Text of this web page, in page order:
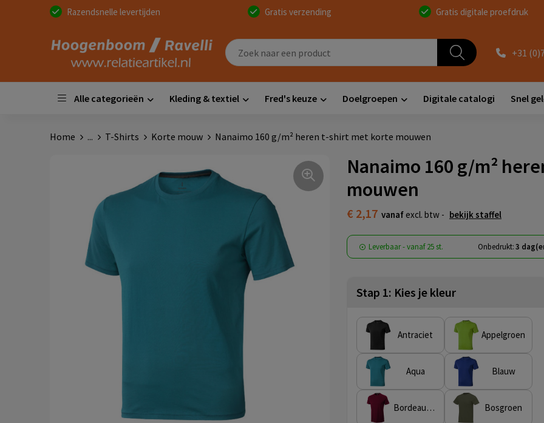
Razendsnelle levertijden Gratis verzending Gratis digitale proefdruk
+31
Alle categorieën Kleding & textiel Fred's keuze Doelgroepen Digitale catalogi Snel
Home ... T-Shirts Korte mouw Nanaimo 160 g/m² heren t-shirt met korte mouwen
Nanaimo 160 g/m²
mouwen
€ 2,17 vanaf excl. btw - bekijk staffel
Leverbaar-vanaf25 st. Onbedrukt:3
Stap 1: Kies je kleur
Antraciet Appelgroen
Aqua Blauw
Bordeaux rood Bosgroen